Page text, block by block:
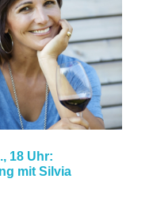
18 Uhr:
mit Silvia